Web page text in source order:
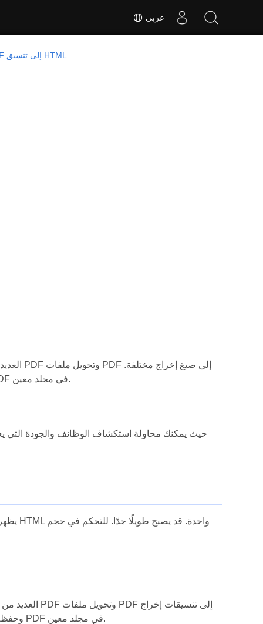
عربي
تحويل ملف PDF إلى تنسيق HTML
يناقش هذا المقال كيفية تحويل ملف PDF إلى تنسيق HTML وحفظ الصور من ملف PDF في مجلد معين.
متنوعة. تناقش هذه المقالة كيفية تحويل ملف PDF إلى تنسيق HTML وحفظ الصور من ملف PDF في مجلد معين.